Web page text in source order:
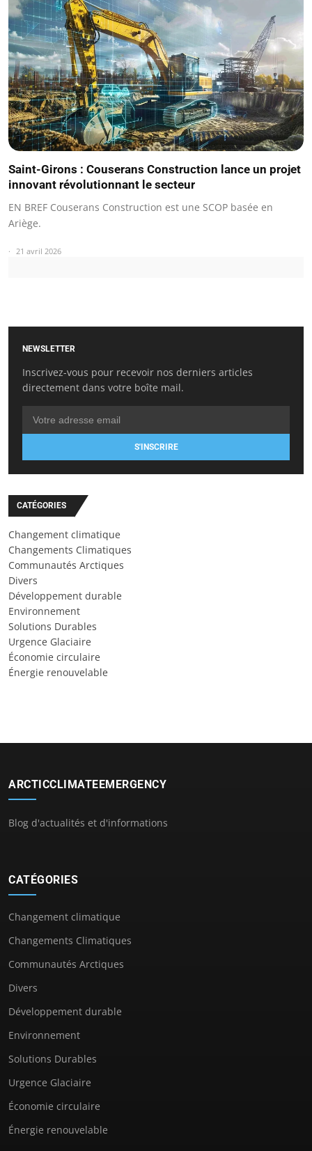
Saint-Girons : Couserans Construction lance un projet
innovant révolutionnant le secteur
EN BREF Couserans Construction est une SCOP basée en
Ariège.
21 avril 2026
NEWSLETTER
Inscrivez-vous pour recevoir nos derniers articles
directement dans votre boîte mail.
S'INSCRIRE
CATÉGORIES
Changement climatique
Changements Climatiques
Communautés Arctiques
Divers
Développement durable
Environnement
Solutions Durables
Urgence Glaciaire
Économie circulaire
Énergie renouvelable
ARCTICCLIMATEEMERGENCY
Blog d'actualités et d'informations
CATÉGORIES
Changement climatique
Changements Climatiques
Communautés Arctiques
Divers
Développement durable
Environnement
Solutions Durables
Urgence Glaciaire
Économie circulaire
Énergie renouvelable